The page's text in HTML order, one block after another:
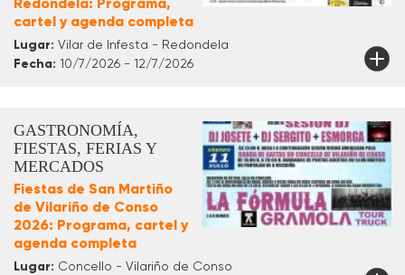
Redondela: Programa,
cartel y agenda completa
Lugar: Vilar de Infesta - Redondela
Fecha: 10/7/2026 - 12/7/2026
GASTRONOMÍA,
FIESTAS, FERIAS Y
MERCADOS
Fiestas de San Martiño
de Vilariño de Conso
2026: Programa, cartel y
agenda completa
Lugar: Concello - Vilariño de Conso